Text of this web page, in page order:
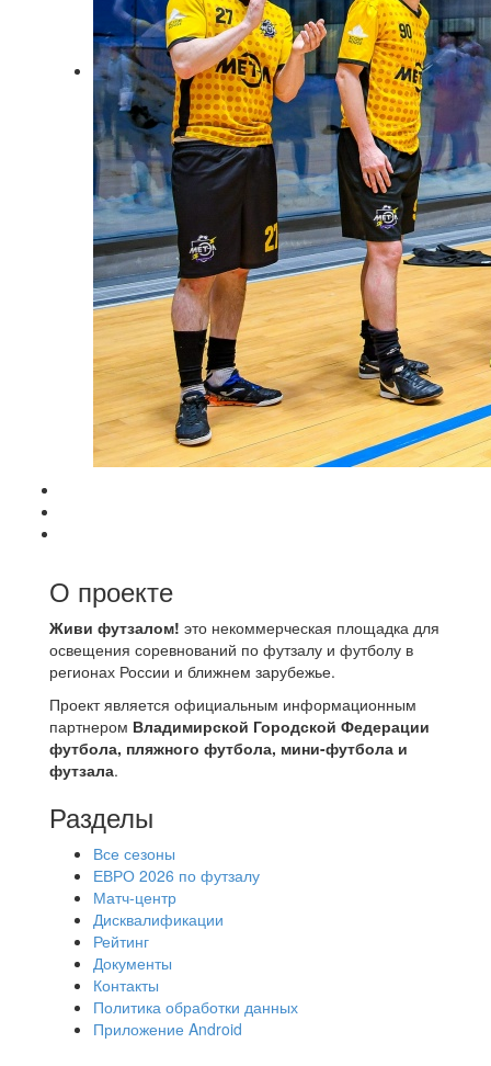
О проекте
Живи футзалом! это некоммерческая площадка для
освещения соревнований по футзалу и футболу в
регионах России и ближнем зарубежье.
Проект является официальным информационным
партнером Владимирской Городской Федерации
футбола, пляжного футбола, мини-футбола и
футзала.
Разделы
Все сезоны
ЕВРО 2026 по футзалу
Матч-центр
Дисквалификации
Рейтинг
Документы
Контакты
Политика обработки данных
Приложение Android